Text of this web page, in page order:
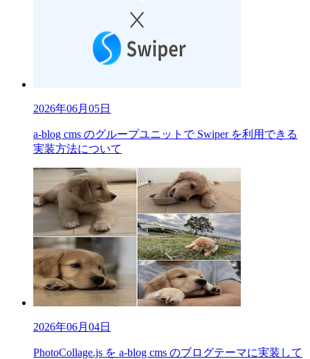
2026年06月05日
a-blog cms のグループユニットで Swiper を利用できる
実装方法について
2026年06月04日
PhotoCollage.js を a-blog cms のブログテーマに実装して